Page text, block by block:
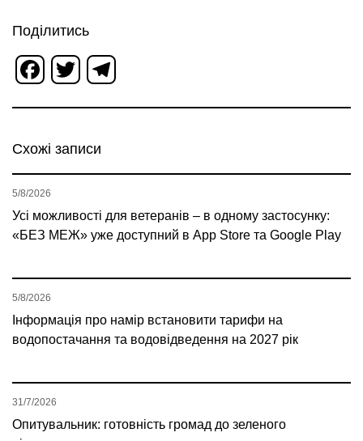
Поділитись
Facebook
Twitter
Схожі записи
Усі можливості для ветеранів – в одному застосунку:
«БЕЗ МЕЖ» уже доступний в App Store та Google Play
5/8/2026
Інформація про намір встановити тарифи на
водопостачання та водовідведення на 2027 рік
5/8/2026
Опитувальник: готовність громад до зеленого
31/7/2026